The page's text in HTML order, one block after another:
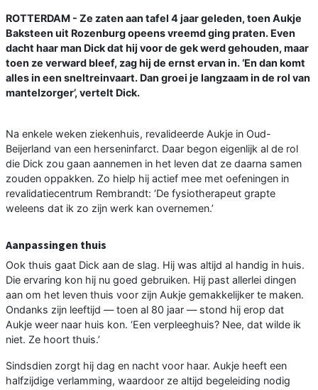
ROTTERDAM - Ze zaten aan tafel 4 jaar geleden, toen Aukje
Baksteen uit Rozenburg opeens vreemd ging praten. Even
dacht haar man Dick dat hij voor de gek werd gehouden, maar
toen ze verward bleef, zag hij de ernst ervan in. ‘En dan komt
alles in een sneltreinvaart. Dan groei je langzaam in de rol van
mantelzorger’, vertelt Dick.
Na enkele weken ziekenhuis, revalideerde Aukje in Oud-
Beijerland van een herseninfarct. Daar begon eigenlijk al de rol
die Dick zou gaan aannemen in het leven dat ze daarna samen
zouden oppakken. Zo hielp hij actief mee met oefeningen in
revalidatiecentrum Rembrandt: ‘De fysiotherapeut grapte
weleens dat ik zo zijn werk kan overnemen.’
Aanpassingen thuis
Ook thuis gaat Dick aan de slag. Hij was altijd al handig in huis.
Die ervaring kon hij nu goed gebruiken. Hij past allerlei dingen
aan om het leven thuis voor zijn Aukje gemakkelijker te maken.
Ondanks zijn leeftijd — toen al 80 jaar — stond hij erop dat
Aukje weer naar huis kon. ‘Een verpleeghuis? Nee, dat wilde ik
niet. Ze hoort thuis.’
Sindsdien zorgt hij dag en nacht voor haar. Aukje heeft een
halfzijdige verlamming, waardoor ze altijd begeleiding nodig